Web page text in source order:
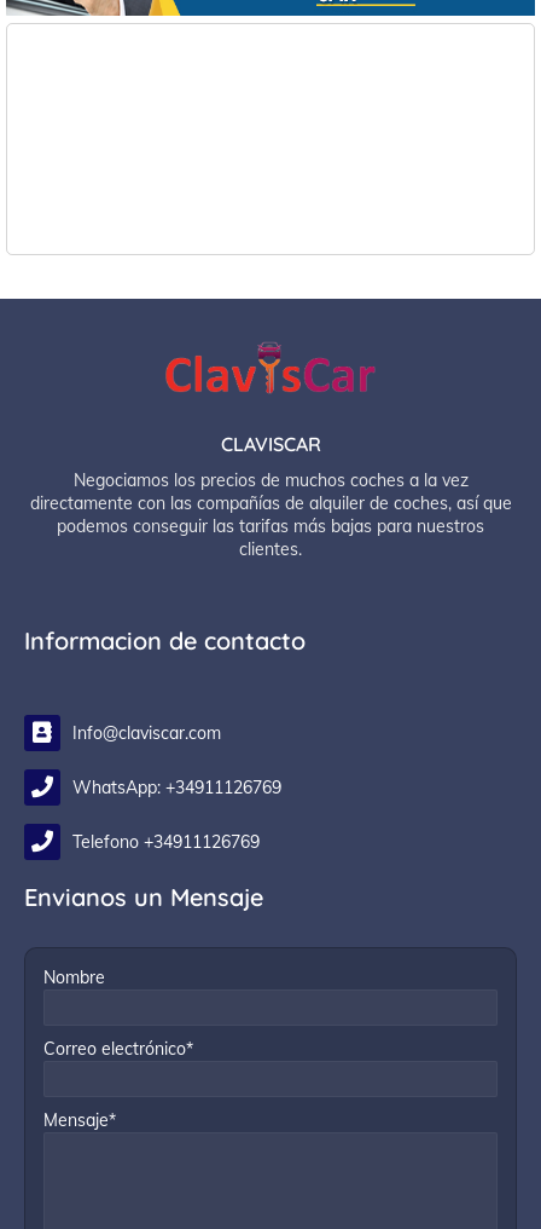
CLAVISCAR
Negociamos los precios de muchos coches a la vez
directamente con las compañías de alquiler de coches, así que
podemos conseguir las tarifas más bajas para nuestros
clientes.
Informacion de contacto
Info@claviscar.com
WhatsApp: +34911126769
Telefono +34911126769
Envianos un Mensaje
Nombre
Correo electrónico*
Mensaje*